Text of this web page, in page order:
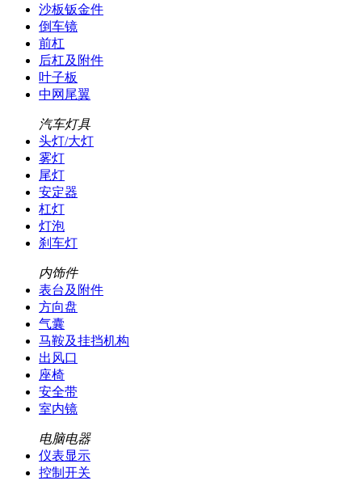
沙板钣金件
倒车镜
前杠
后杠及附件
叶子板
中网尾翼
汽车灯具
头灯/大灯
雾灯
尾灯
安定器
杠灯
灯泡
刹车灯
内饰件
表台及附件
方向盘
气囊
马鞍及挂挡机构
出风口
座椅
安全带
室内镜
电脑电器
仪表显示
控制开关